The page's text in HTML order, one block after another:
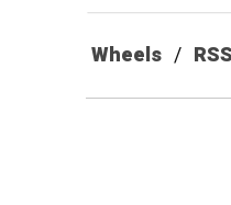
Wheels